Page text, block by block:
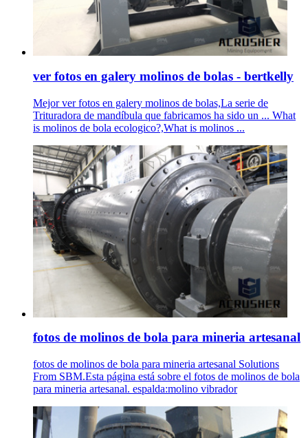
ver fotos en galery molinos de bolas - bertkelly
Mejor ver fotos en galery molinos de bolas,La serie de
Trituradora de mandíbula que fabricamos ha sido un ... What
is molinos de bola ecologico?,What is molinos ...
fotos de molinos de bola para mineria artesanal
fotos de molinos de bola para mineria artesanal Solutions
From SBM.Esta página está sobre el fotos de molinos de bola
para mineria artesanal. espalda:molino vibrador